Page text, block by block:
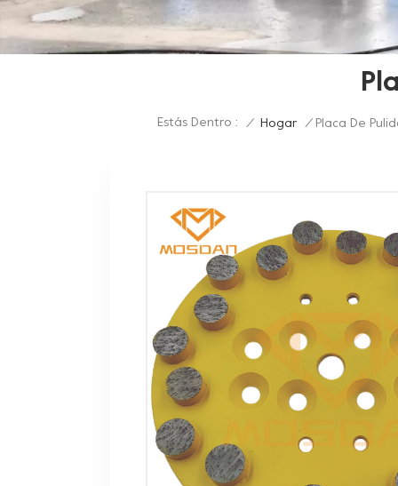
Estás Dentro : / Hogar / Placa De